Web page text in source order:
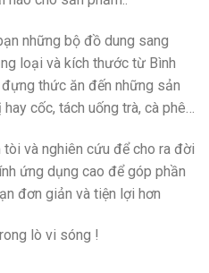
những bộ đồ dung sang
loại và kích thước từ Bình
thức ăn đến những sản
cốc, tách uống trà, cà phê…
và nghiên cứu để cho ra đời
ứng dụng cao để góp phần
đơn giản và tiện lợi hơn
lò vi sóng !